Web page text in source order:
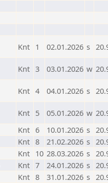
Knt 1 02.01.2026 s
Knt 3 03.01.2026 w
Knt 4 04.01.2026 s
Knt 5 05.01.2026 w
Knt 6 10.01.2026 s
Knt 8 21.02.2026 s
Knt 10 28.03.2026 s
Knt 7 24.01.2026 s
Knt 8 31.01.2026 s